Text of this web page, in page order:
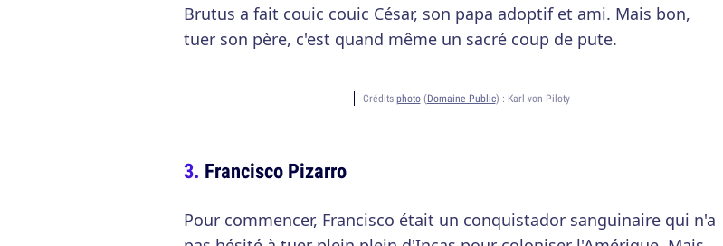
Brutus a fait couic couic César, son papa adoptif et ami. Mais bon,
tuer son père, c'est quand même un sacré coup de pute.
Crédits photo(Domaine Public) : Karl von Piloty
Francisco Pizarro
Pour commencer, Francisco était un conquistador sanguinaire qui n'a